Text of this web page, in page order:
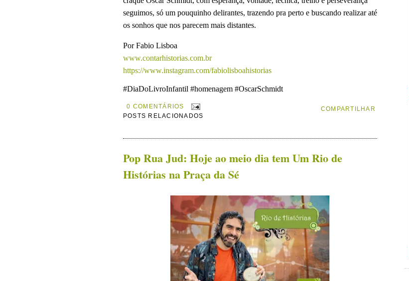
seguimos, só um pouquinho delirantes, trazendo pra perto e buscando realizar até
os sonhos que nos parecem mais distantes.
Por Fabio Lisboa
www.contarhistorias.com.br
https://www.instagram.com/fabiolisboahistorias
#DiaDoLivroInfantil #homenagem #OscarSchmidt
COMPARTILHAR
0 COMENTÁRIOS
POSTS RELACIONADOS
Pop Rua Jud: Hoje ao meio dia tem Um Rio de
Histórias na Praça da Sé